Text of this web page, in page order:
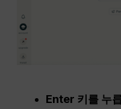
Enter 키를 누